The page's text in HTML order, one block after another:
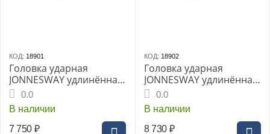
КОД: 18901
Головка ударная
JONNESWAY удлинённая
1" 60мм (S03AD8160)
0.0
В наличии
7 750 ₽
КОД: 18902
Головка ударная
JONNESWAY удлинённая
1" 65мм (S03AD8165)
0.0
В наличии
8 730 ₽